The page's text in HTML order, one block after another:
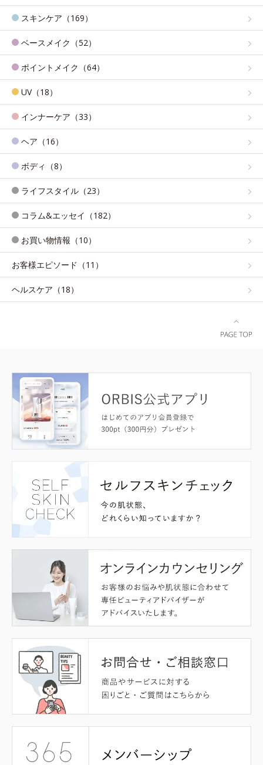
スキンケア（169）
ベースメイク（52）
ポイントメイク（64）
UV（18）
インナーケア（33）
ヘア（16）
ボディ（8）
ライフスタイル（23）
コラム&エッセイ（182）
お買い物情報（10）
お客様エピソード（11）
ヘルスケア（18）